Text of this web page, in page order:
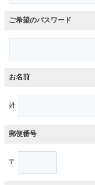
ご希望のパスワード
お名前
姓
郵便番号
〒